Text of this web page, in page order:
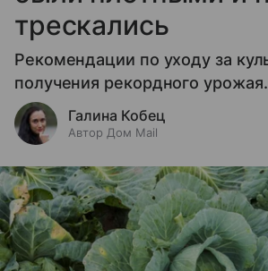
трескались
Рекомендации по уходу за
получения рекордного урожая.
Галина Кобец
Автор Дом Mail